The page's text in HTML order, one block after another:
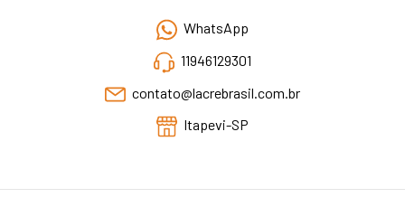
WhatsApp
11946129301
contato@lacrebrasil.com.br
Itapevi-SP